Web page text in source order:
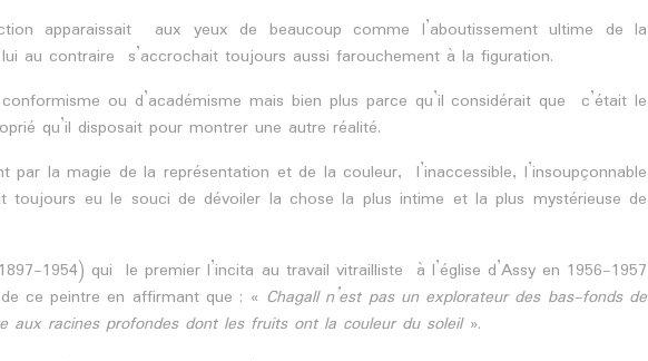
apparaissait aux yeux de beaucoup comme l’aboutissement ultime de la
au contraire s’accrochait toujours aussi farouchement à la figuration.
ou d’académisme mais bien plus parce qu’il considérait que c’était le
qu’il disposait pour montrer une autre réalité.
par la magie de la représentation et de la couleur, l’inaccessible, l’insoupçonnable
toujours eu le souci de dévoiler la chose la plus intime et la plus mystérieuse de
1954) qui le premier l’incita au travail vitrailliste à l’église d’Assy en 1956-1957
ce peintre en affirmant que : « Chagall n’est pas un explorateur des bas-fonds de
aux racines profondes dont les fruits ont la couleur du soleil ».